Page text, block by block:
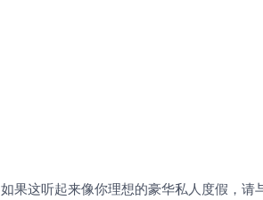
如果这听起来像你理想的豪华私人度假，请